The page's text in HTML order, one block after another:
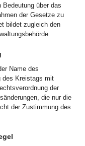
Bedeutung über das
der Gesetze zu
bildet zugleich den
Name des
des Kreistags mit
der
die nur die
der Zustimmung des